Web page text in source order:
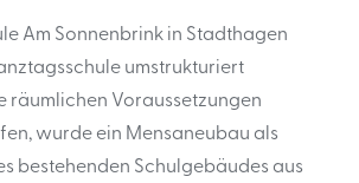
Am Sonnenbrink in Stadthagen
umstrukturiert
räumlichen Voraussetzungen
wurde ein Mensaneubau als
bestehenden Schulgebäudes aus